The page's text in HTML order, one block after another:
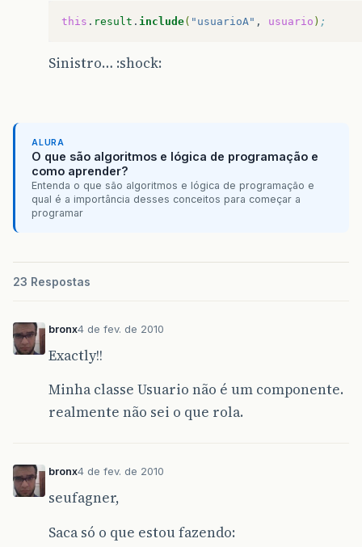
this . result . include( "usuarioA" , usuario ) ;
Sinistro… :shock:
ALURA
O que são algoritmos e lógica de programação e
como aprender?
Entenda o que são algoritmos e lógica de programação e
qual é a importância desses conceitos para começar a
programar
23 Respostas
bronx4 de fev. de 2010
Exactly!!
Minha classe Usuario não é um componente.
realmente não sei o que rola.
bronx4 de fev. de 2010
seufagner,
Saca só o que estou fazendo: